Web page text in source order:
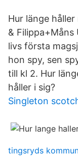
Hur länge
&
livs första
hon spy, sen
till kl 2. Hur
håller i sig?
Singleton
tingsryds